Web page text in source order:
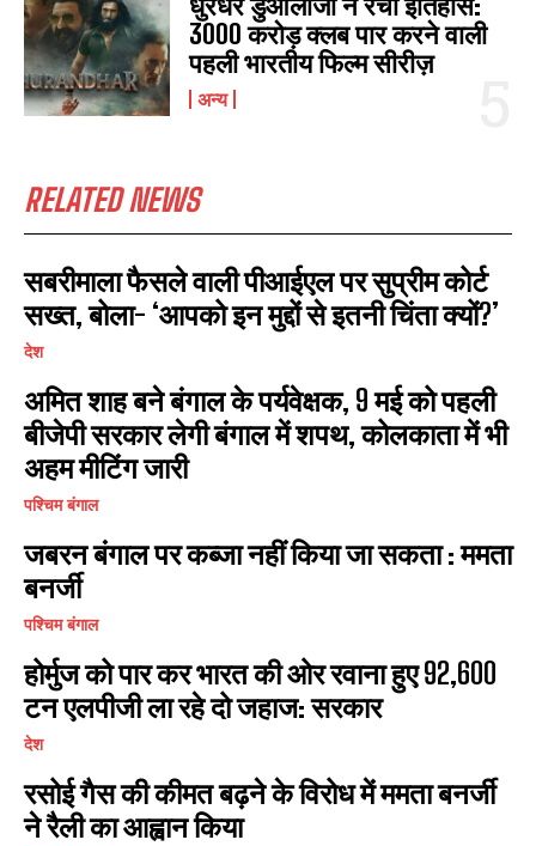
I WANT IN
3000 करोड़ क्लब पार करने वाली
पहली भारतीय फिल्म सीरीज़
अन्य
RELATED NEWS
सबरीमाला फैसले वाली पीआईएल पर सुप्रीम कोर्ट
सख्त, बोला- ‘आपको इन मुद्दों से इतनी चिंता क्यों?’
देश
अमित शाह बने बंगाल के पर्यवेक्षक, 9 मई को पहली
बीजेपी सरकार लेगी बंगाल में शपथ, कोलकाता में भी
अहम मीटिंग जारी
पश्चिम बंगाल
जबरन बंगाल पर कब्जा नहीं किया जा सकता : ममता
बनर्जी
पश्चिम बंगाल
होर्मुज को पार कर भारत की ओर रवाना हुए 92,600
टन एलपीजी ला रहे दो जहाज: सरकार
देश
रसोई गैस की कीमत बढ़ने के विरोध में ममता बनर्जी
ने रैली का आह्वान किया